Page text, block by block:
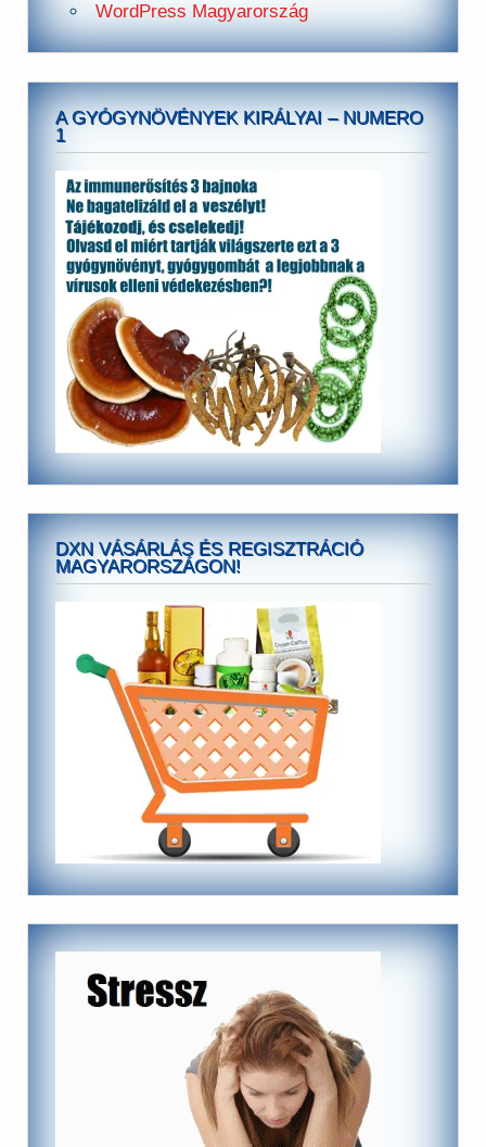
WordPress Magyarország
A GYÓGYNÖVÉNYEK KIRÁLYAI – NUMERO
1
DXN VÁSÁRLÁS ÉS REGISZTRÁCIÓ
MAGYARORSZÁGON!